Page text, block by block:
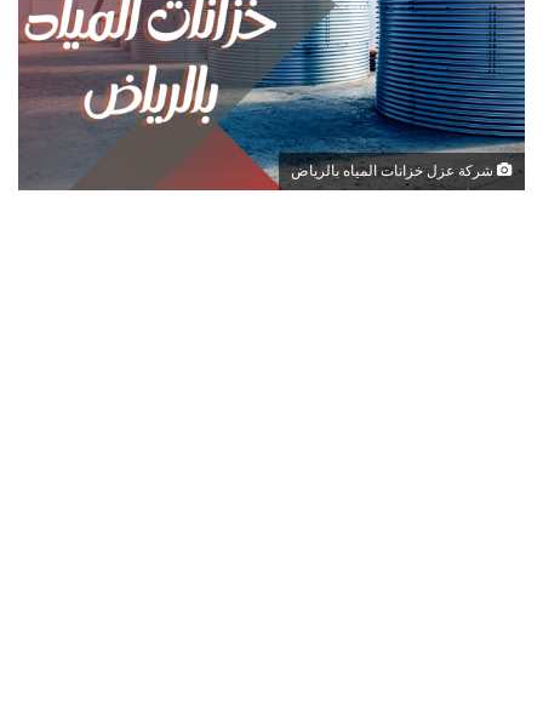
شركة عزل خزانات المياه بالرياض